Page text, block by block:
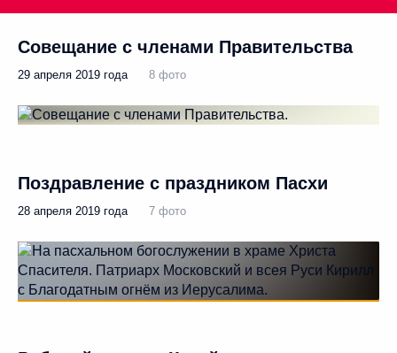
Совещание с членами Правительства
29 апреля 2019 года 8 фото
Поздравление с праздником Пасхи
28 апреля 2019 года 7 фото